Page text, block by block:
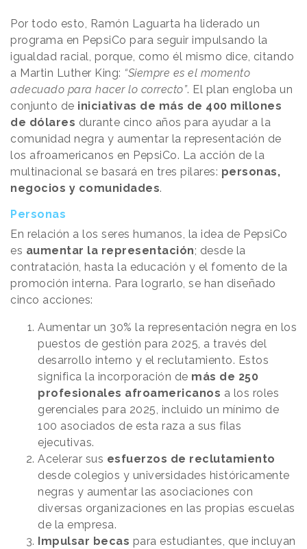
Por todo esto, Ramón Laguarta ha liderado un
programa en PepsiCo para seguir impulsando la
igualdad racial, porque, como él mismo dice, citando
a Martin Luther King: “Siempre es el momento
adecuado para hacer lo correcto”. El plan engloba un
conjunto de iniciativas de más de 400 millones
de dólares durante cinco años para ayudar a la
comunidad negra y aumentar la representación de
los afroamericanos en PepsiCo. La acción de la
multinacional se basará en tres pilares: personas,
negocios y comunidades.
Personas
En relación a los seres humanos, la idea de PepsiCo
es aumentar la representación; desde la
contratación, hasta la educación y el fomento de la
promoción interna. Para lograrlo, se han diseñado
cinco acciones:
Aumentar un 30% la representación negra en los
puestos de gestión para 2025, a través del
desarrollo interno y el reclutamiento. Estos
significa la incorporación de más de 250
profesionales afroamericanos a los roles
gerenciales para 2025, incluido un mínimo de
100 asociados de esta raza a sus filas
ejecutivas.
Acelerar sus esfuerzos de reclutamiento
desde colegios y universidades históricamente
negras y aumentar las asociaciones con
diversas organizaciones en las propias escuelas
de la empresa.
Impulsar becas para estudiantes, que incluyan